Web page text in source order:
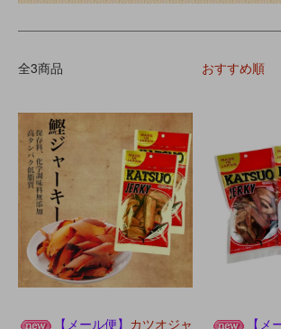
全3商品 おすすめ順
【メール便】 カツオジャ
【メ